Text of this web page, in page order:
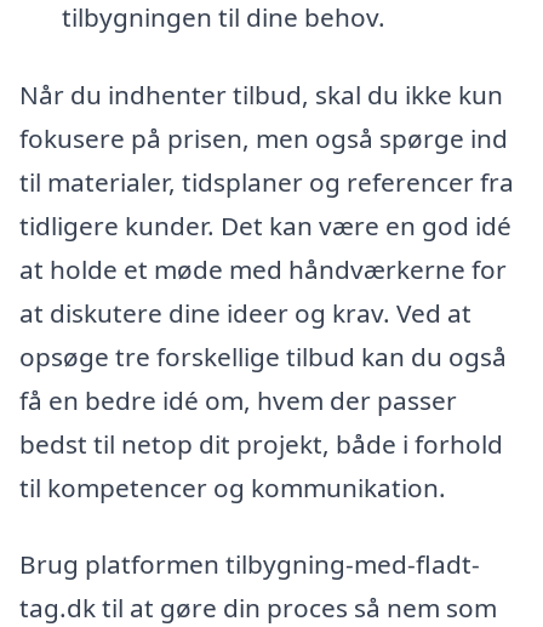
tilbygningen til dine behov.
Når du indhenter tilbud, skal du ikke kun
fokusere på prisen, men også spørge ind
til materialer, tidsplaner og referencer fra
tidligere kunder. Det kan være en god idé
at holde et møde med håndværkerne for
at diskutere dine ideer og krav. Ved at
opsøge tre forskellige tilbud kan du også
få en bedre idé om, hvem der passer
bedst til netop dit projekt, både i forhold
til kompetencer og kommunikation.
Brug platformen tilbygning-med-fladt-
tag.dk til at gøre din proces så nem som